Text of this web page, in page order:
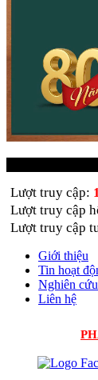
Lượt truy cập:
Lượt truy cập
Lượt truy cập
Giới thiệu
Tin hoạt
Nghiên
Liên hệ